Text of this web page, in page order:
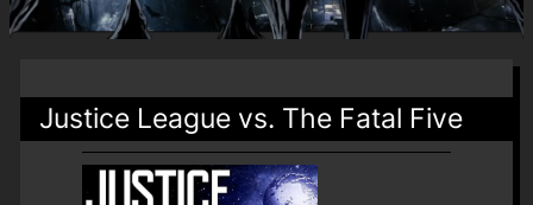
Justice League vs. The Fatal Five